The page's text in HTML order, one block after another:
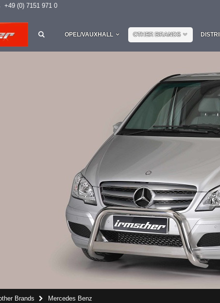
+49 (0) 7151 971 0
OPEL/VAUXHALL OTHER BRANDS
Brands Mercedes Benz